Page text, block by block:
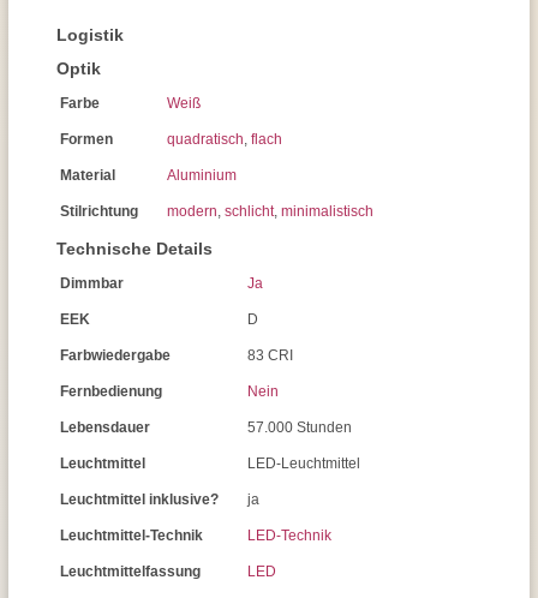
Logistik
Optik
Farbe Weiß
Formen quadratisch, flach
Material Aluminium
Stilrichtung modern, schlicht, minimalistisch
Technische Details
Dimmbar Ja
EEK D
Farbwiedergabe 83 CRI
Fernbedienung Nein
Lebensdauer 57.000 Stunden
Leuchtmittel LED-Leuchtmittel
Leuchtmittel inklusive? ja
Leuchtmittel-Technik LED-Technik
Leuchtmittelfassung LED